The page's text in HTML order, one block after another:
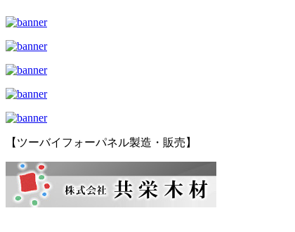
【ツーバイフォーパネル製造・販売】